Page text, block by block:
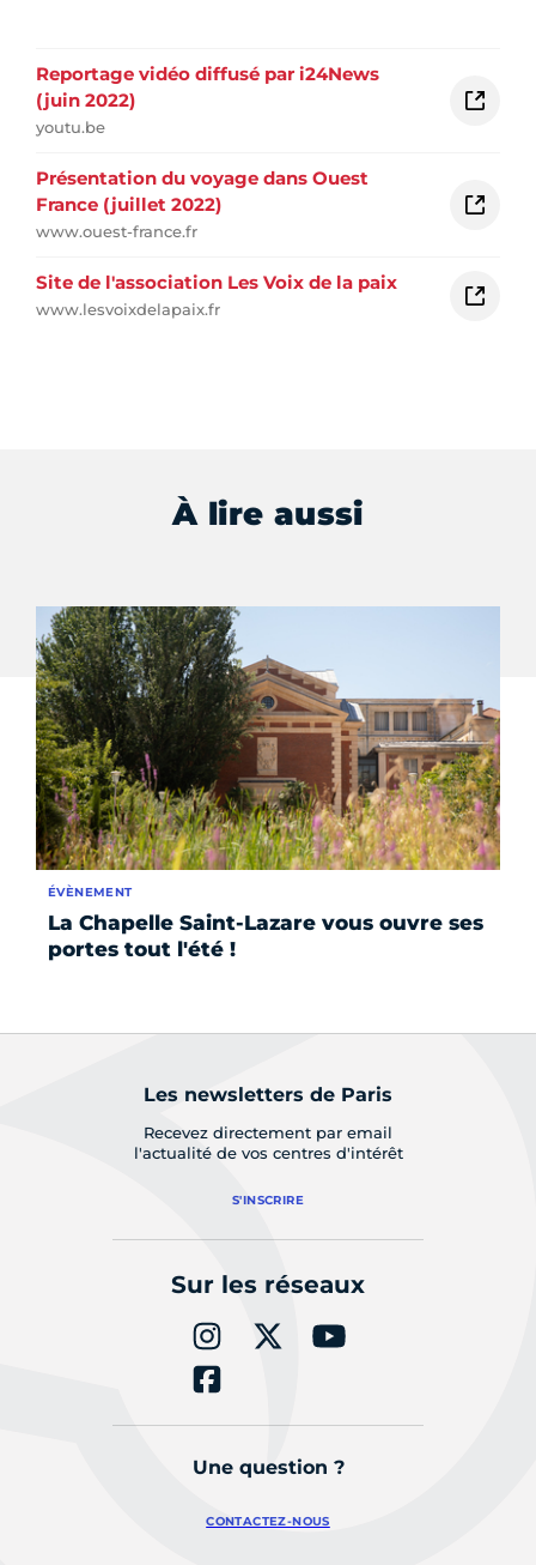
Reportage vidéo diffusé par i24News
(juin 2022)
youtu.be
Présentation du voyage dans Ouest
France (juillet 2022)
www.ouest-france.fr
Site de l'association Les Voix de la paix
www.lesvoixdelapaix.fr
À lire aussi
La Chapelle Saint-Lazare vous ouvre ses
portes tout l'été !
ÉVÈNEMENT
Les newsletters de Paris
Recevez directement par email
l'actualité de vos centres d'intérêt
S'INSCRIRE
Sur les réseaux
Une question ?
CONTACTEZ-NOUS